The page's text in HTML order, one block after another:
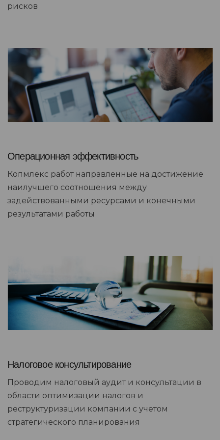
рисков
Операционная эффективность
Копмлекс работ направленные на достижение
наилучшего соотношения между
задействованными ресурсами и конечными
результатами работы
Налоговое консультирование
Проводим налоговый аудит и консультации в
области оптимизации налогов и
реструктуризации компании с учетом
стратегического планирования